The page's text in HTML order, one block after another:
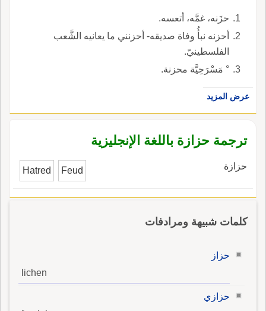
حزَنه، غمَّه، أتعسه.
أحزنه نبأُ وفاة صديقه- أحزنني ما يعانيه الشَّعب
الفلسطينيّ.
° مَسْرَحِيَّة محزنة.
عرض المزيد
ترجمة حزازة باللغة الإنجليزية
حزازة Hatred Feud
كلمات شبيهة ومرادفات
حزاز
lichen
حزازي